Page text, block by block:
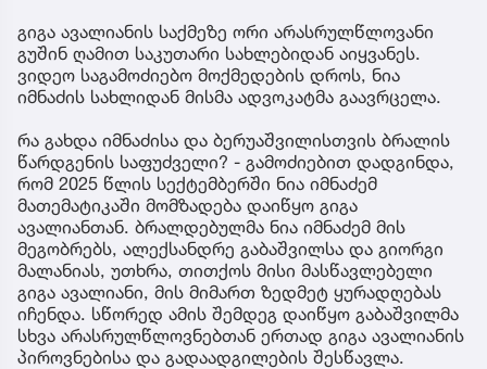
გიგა ავალიანის საქმეზე ორი არასრულწლოვანი
გუშინ ღამით საკუთარი სახლებიდან აიყვანეს.
ვიდეო საგამოძიებო მოქმედების დროს, ნია
იმნაძის სახლიდან მისმა ადვოკატმა გაავრცელა.
რა გახდა იმნაძისა და ბერუაშვილისთვის ბრალის
წარდგენის საფუძველი? - გამოძიებით დადგინდა,
რომ 2025 წლის სექტემბერში ნია იმნაძემ
მათემატიკაში მომზადება დაიწყო გიგა
ავალიანთან. ბრალდებულმა ნია იმნაძემ მის
მეგობრებს, ალექსანდრე გაბაშვილსა და გიორგი
მალანიას, უთხრა, თითქოს მისი მასწავლებელი
გიგა ავალიანი, მის მიმართ ზედმეტ ყურადღებას
იჩენდა. სწორედ ამის შემდეგ დაიწყო გაბაშვილმა
სხვა არასრულწლოვნებთან ერთად გიგა ავალიანის
პიროვნებისა და გადაადგილების შესწავლა.